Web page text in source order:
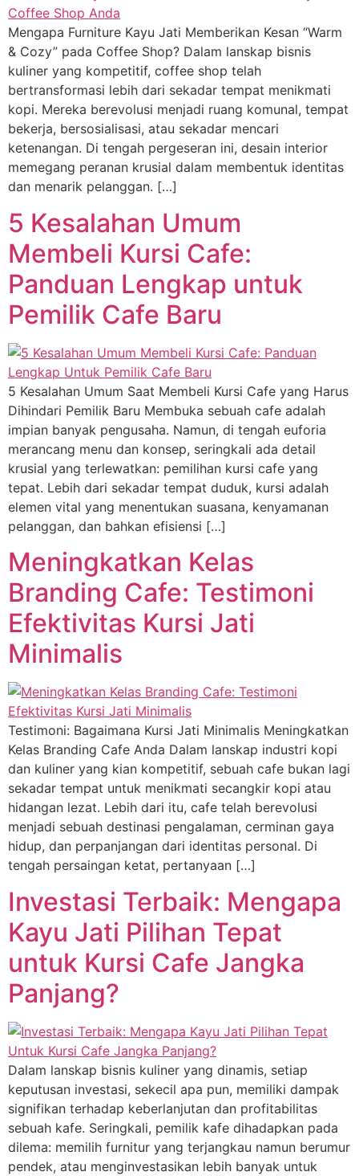
Mengapa Furniture Kayu Jati Memberikan Kesan “Warm
& Cozy” pada Coffee Shop? Dalam lanskap bisnis
kuliner yang kompetitif, coffee shop telah
bertransformasi lebih dari sekadar tempat menikmati
kopi. Mereka berevolusi menjadi ruang komunal, tempat
bekerja, bersosialisasi, atau sekadar mencari
ketenangan. Di tengah pergeseran ini, desain interior
memegang peranan krusial dalam membentuk identitas
dan menarik pelanggan. […]
5 Kesalahan Umum
Membeli Kursi Cafe:
Panduan Lengkap untuk
Pemilik Cafe Baru
5 Kesalahan Umum Saat Membeli Kursi Cafe yang Harus
Dihindari Pemilik Baru Membuka sebuah cafe adalah
impian banyak pengusaha. Namun, di tengah euforia
merancang menu dan konsep, seringkali ada detail
krusial yang terlewatkan: pemilihan kursi cafe yang
tepat. Lebih dari sekadar tempat duduk, kursi adalah
elemen vital yang menentukan suasana, kenyamanan
pelanggan, dan bahkan efisiensi […]
Meningkatkan Kelas
Branding Cafe: Testimoni
Efektivitas Kursi Jati
Minimalis
Testimoni: Bagaimana Kursi Jati Minimalis Meningkatkan
Kelas Branding Cafe Anda Dalam lanskap industri kopi
dan kuliner yang kian kompetitif, sebuah cafe bukan lagi
sekadar tempat untuk menikmati secangkir kopi atau
hidangan lezat. Lebih dari itu, cafe telah berevolusi
menjadi sebuah destinasi pengalaman, cerminan gaya
hidup, dan perpanjangan dari identitas personal. Di
tengah persaingan ketat, pertanyaan […]
Investasi Terbaik: Mengapa
Kayu Jati Pilihan Tepat
untuk Kursi Cafe Jangka
Panjang?
Dalam lanskap bisnis kuliner yang dinamis, setiap
keputusan investasi, sekecil apa pun, memiliki dampak
signifikan terhadap keberlanjutan dan profitabilitas
sebuah kafe. Seringkali, pemilik kafe dihadapkan pada
dilema: memilih furnitur yang terjangkau namun berumur
pendek, atau menginvestasikan lebih banyak untuk